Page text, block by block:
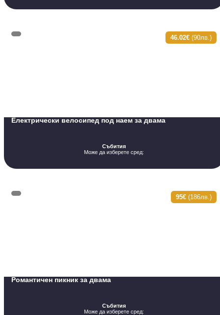
46.02€ (90лв.)
Електрически велосипед под наем за двама
Събития
Може да изберете сред:
95€ (186лв.)
Романтичен пикник за двама
Събития
Може да изберете сред: